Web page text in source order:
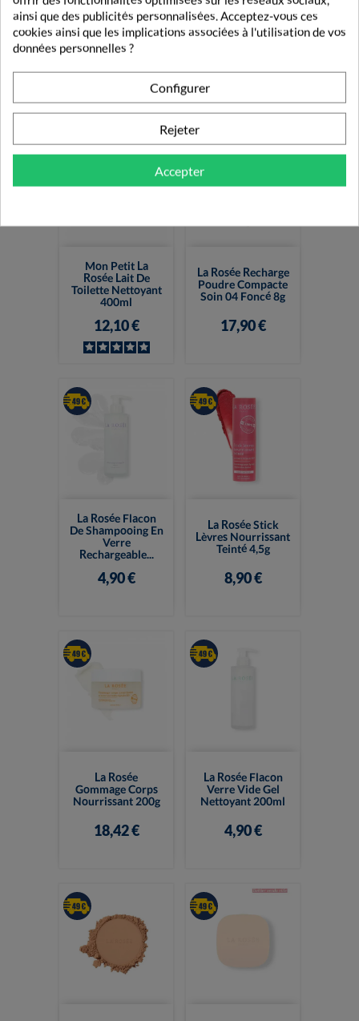
La Rosée Contour
Des Yeux
Défatiguant 15ml
19,80 €
La Rosée Stick
Lèvres Nourrissant
5,56 €
Mon Petit La
Rosée Lait De
Toilette Nettoyant
400ml
12,10 €
La Rosée Recharge
Poudre Compacte
Soin 04 Foncé 8g
17,90 €
La Rosée Flacon
De Shampooing En
Verre
Rechargeable...
4,90 €
La Rosée Stick
Lèvres Nourrissant
Teinté 4,5g
8,90 €
La Rosée
Gommage Corps
Nourrissant 200g
18,42 €
La Rosée Flacon
Verre Vide Gel
Nettoyant 200ml
4,90 €
ainsi que des publicités personnalisées. Acceptez-vous ces
cookies ainsi que les implications associées à l'utilisation de vos
données personnelles ?
Configurer
Rejeter
Accepter